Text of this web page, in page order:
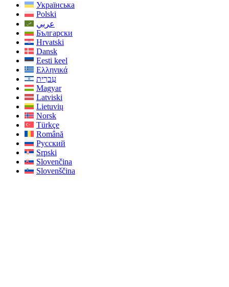
Українська
Polski
عربي
Български
Hrvatski
Dansk
Eesti keel
Ελληνικά
עִברִית
Magyar
Latviski
Lietuvių
Norsk
Türkçe
Română
Русский
Srpski
Slovenčina
Slovenščina